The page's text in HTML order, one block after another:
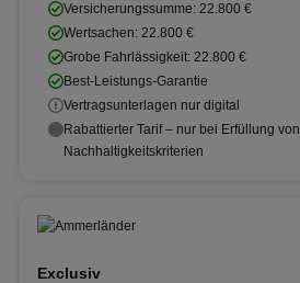
Versicherungssumme: 22.800 €
Wertsachen: 22.800 €
Grobe Fahrlässigkeit: 22.800 €
Best-Leistungs-Garantie
Vertragsunterlagen nur digital
Rabattierter Tarif – nur bei Erfüllung von
Nachhaltigkeitskriterien
Exclusiv